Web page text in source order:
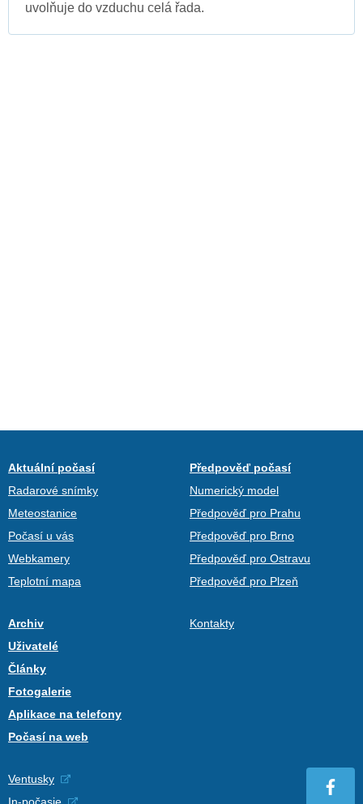
uvolňuje do vzduchu celá řada.
Aktuální počasí
Radarové snímky
Meteostanice
Počasí u vás
Webkamery
Teplotní mapa
Předpověď počasí
Numerický model
Předpověď pro Prahu
Předpověď pro Brno
Předpověď pro Ostravu
Předpověď pro Plzeň
Archiv
Uživatelé
Články
Fotogalerie
Aplikace na telefony
Počasí na web
Kontakty
Ventusky